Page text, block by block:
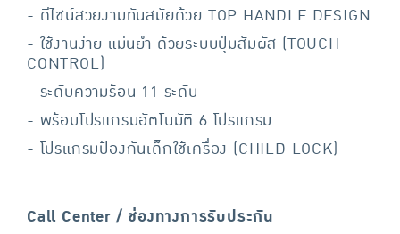
- ดีไซน์สวยงามทันสมัยด้วย TOP HANDLE DESIGN
- ใช้งานง่าย แม่นยำ ด้วยระบบปุ่มสัมผัส (TOUCH
CONTROL)
- ระดับความร้อน 11 ระดับ
- พร้อมโปรแกรมอัตโนมัติ 6 โปรแกรม
- โปรแกรมป้องกันเด็กใช้เครื่อง (CHILD LOCK)
Call Center / ช่องทางการรับประกัน